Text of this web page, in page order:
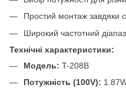
Простий монтаж завдяки
Широкий частотний
Технічні характеристики:
Модель: T-208B
Потужність (100V):